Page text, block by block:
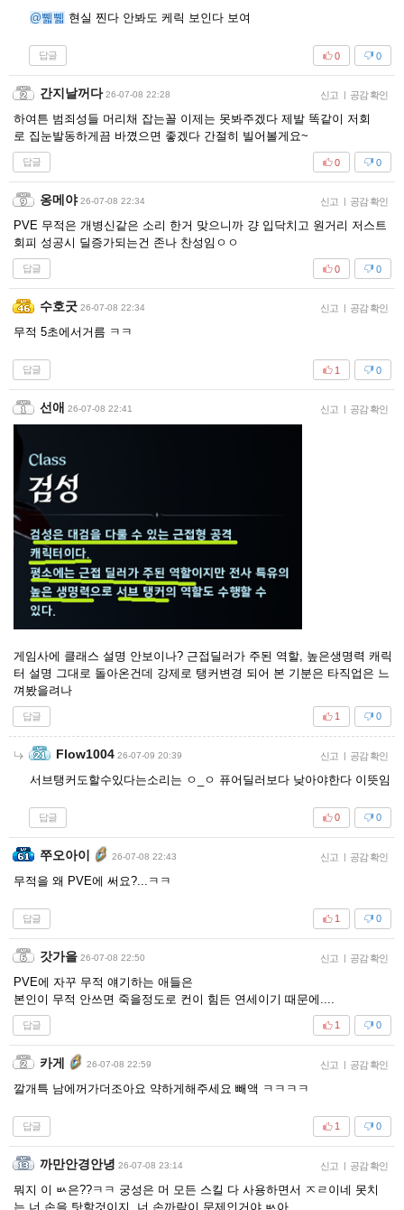
@쀏쀏 현실 찐다 안봐도 케릭 보인다 보여
답글 0
0
간지날꺼다 26-07-08 22:28 신고 | 공감 확인
하여튼 범죄성들 머리채 잡는꼴 이제는 못봐주겠다 제발 똑같이 저회
로 집눈발동하게끔 바꼈으면 좋겠다 간절히 빌어볼게요~
답글 0
0
옹메야 26-07-08 22:34 신고 | 공감 확인
PVE 무적은 개병신같은 소리 한거 맞으니까 걍 입닥치고 원거리 저스트
회피 성공시 딜증가되는건 존나 찬성임ㅇㅇ
답글 0
0
수호굿 26-07-08 22:34 신고 | 공감 확인
무적 5초에서거름 ㅋㅋ
답글 0
1
선애 26-07-08 22:41 신고 | 공감 확인
게임사에 클래스 설명 안보이나? 근접딜러가 주된 역할, 높은생명력 캐릭
터 설명 그대로 돌아온건데 강제로 탱커변경 되어 본 기분은 타직업은 느
껴봤을려나
답글 0
1
Flow1004 26-07-09 20:39 신고 | 공감 확인
서브탱커도할수있다는소리는 ㅇ_ㅇ 퓨어딜러보다 낮아야한다 이뜻임
답글 0
0
쭈오아이 26-07-08 22:43 신고 | 공감 확인
무적을 왜 PVE에 써요?...ㅋㅋ
답글 0
1
갓가을 26-07-08 22:50 신고 | 공감 확인
PVE에 자꾸 무적 얘기하는 애들은
본인이 무적 안쓰면 죽을정도로 컨이 힘든 연세이기 때문에....
답글 0
1
카게 26-07-08 22:59 신고 | 공감 확인
깔개특 남에꺼가더조아요 약하게해주세요 빼액 ㅋㅋㅋㅋ
답글 0
1
까만안경안녕 26-07-08 23:14 신고 | 공감 확인
뭐지 이 ㅄ은??ㅋㅋ 궁성은 머 모든 스킬 다 사용하면서 ㅈㄹ이네 못치
는 너 손을 탓할것이지, 너 손까락이 문제인거야 ㅄ아